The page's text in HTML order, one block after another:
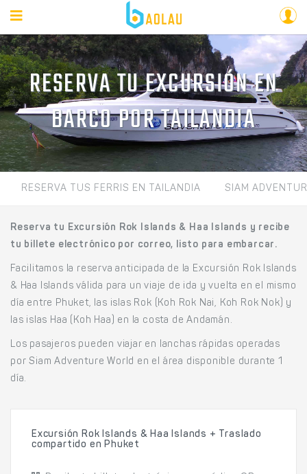
RESERVA TU EXCURSIÓN EN
BARCO POR TAILANDIA
RESERVA TUS FERRIS EN TAILANDIA SIAM
Reserva tu Excursión Rok Islands & Haa Islands y recibe
tu billete electrónico por correo, listo para embarcar.
Facilitamos la reserva anticipada de la Excursión Rok Islands
& Haa Islands válida para un viaje de ida y vuelta en el mismo
día entre Phuket, las islas Rok (Koh Rok Nai, Koh Rok Nok) y
las islas Haa (Koh Haa) en la costa de Andamán.
Los pasajeros pueden viajar en lanchas rápidas operadas
por Siam Adventure World en el área disponible durante 1
día.
Excursión Rok Islands & Haa Islands + Traslado
compartido en Phuket